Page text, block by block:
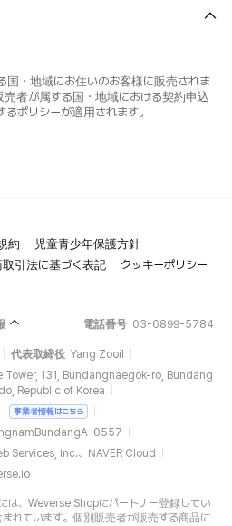
国・地域にお住いのお客様に販売されま
売者が属する国・地域における契約申込
ポリシーが適用されます。
約
児童青少年保護方針
引法に基づく表記
クッキーポリシー
電話番号 03-6899-5784
代表取締役 Yang Zooil
131, Bundangnaegok-ro, Bundang
Republic of Korea
事業者情報はこちら
0557
Services, Inc.、NAVER Cloud
は、Weverse Shopにパートナー登録してい
れています。個別販売者が販売する商品に